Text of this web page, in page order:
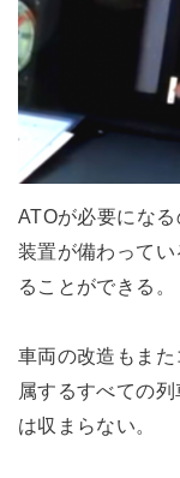
ATOが必要にな
装置が備わって
ることができる。
車両の改造もま
属するすべての
は収まらない。